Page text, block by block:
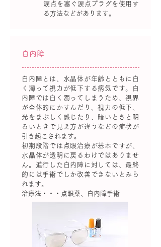
涙点を塞ぐ涙点プラグを使用す
る方法などがあります。
白内障
白内障とは、水晶体が年齢とともに白
く濁って視力が低下する病気です。白
内障では白く濁ってしまうため、視界
が全体的にかすんだり、視力の低下、
光をまぶしく感じたり、暗いときと明
るいときで見え方が違うなどの症状が
引き起こされます。
初期段階では点眼治療が基本ですが、
水晶体が透明に戻るわけではありませ
ん。進行した白内障に対しては、最終
的には手術でしか改善できないとみら
れます。
治療法・・・点眼薬、白内障手術